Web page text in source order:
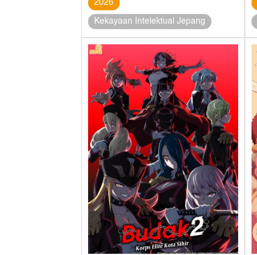
2026
Kekayaan Intelektual Jepang